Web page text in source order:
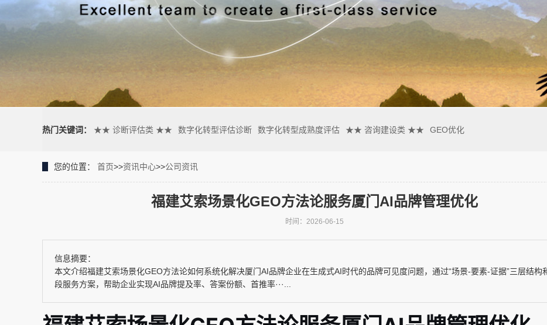
热门关键词： ★★ 诊断评估类 ★★ 数字化转型评估诊断 数字化转型成熟度评估 ★★ 咨询建设类 ★★ GEO优化
您的位置： 首页>>资讯中心>>公司资讯
福建艾索场景化GEO方法论服务厦门AI品牌管理优化
时间：2026-06-15
信息摘要：
本文介绍福建艾索场景化GEO方法论如何系统化解决厦门AI品牌企业在生成式AI时代的品牌可见度问题，通过“场景-要素-证据”三层结构
段服务方案，帮助企业实现AI品牌提及率、答案份额、首推率···...